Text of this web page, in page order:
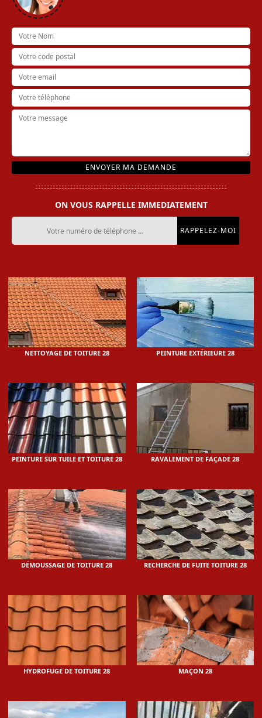
ON VOUS RAPPELLE IMMEDIATEMENT
NETTOYAGE DE TOITURE 28 PEINTURE EXTÉRIEURE 28
PEINTURE SUR TUILE ET TOITURE 28 RAVALEMENT DE FAÇADE 28
DÉMOUSSAGE DE TOITURE 28 RECHERCHE DE FUITE TOITURE 28
HYDROFUGE DE TOITURE 28 MAÇON 28